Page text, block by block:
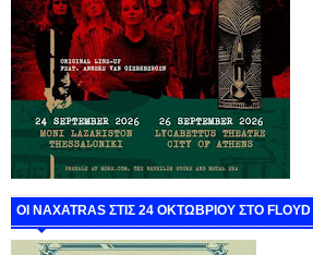
ΟΙ NAXATRAS ΣΤΙΣ 24 ΟΚΤΩΒΡΙΟΥ ΣΤΟ FLOYD